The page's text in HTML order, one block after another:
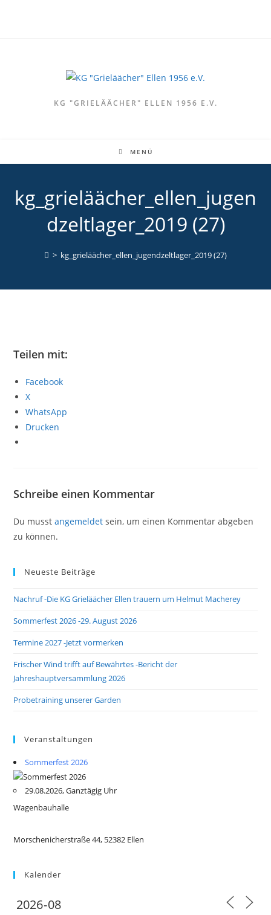
KG "GRIELÄÄCHER" ELLEN 1956 E.V.
MENÜ
kg_grieläächer_ellen_jugen
dzeltlager_2019 (27)
> kg_grieläächer_ellen_jugendzeltlager_2019 (27)
Teilen mit:
Facebook
X
WhatsApp
Drucken
Schreibe einen Kommentar
Du musstangemeldet sein, um einen Kommentar abgeben
zu können.
Neueste Beiträge
Nachruf -Die KG Grieläächer Ellen trauern um Helmut Macherey
Sommerfest 2026 -29. August 2026
Termine 2027 -Jetzt vormerken
Frischer Wind trifft auf Bewährtes -Bericht der
Jahreshauptversammlung 2026
Probetraining unserer Garden
Veranstaltungen
Sommerfest 2026
29.08.2026, Ganztägig Uhr
Wagenbauhalle
Morschenicherstraße 44, 52382 Ellen
Kalender